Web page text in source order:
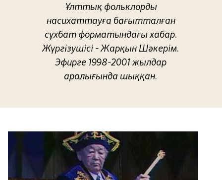
Ұлттық фольклорды
насихаттауға бағытталған
сұхбат форматындағы хабар.
Жүргізушісі - Жарқын Шәкерім.
Эфирге 1998-2001 жылдар
аралығында шыққан.